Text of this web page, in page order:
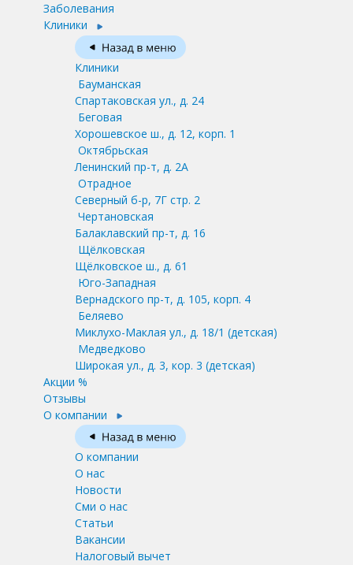
Заболевания
Клиники
Клиники
Бауманская
Спартаковская ул., д. 24
Беговая
Хорошевское ш., д. 12, корп. 1
Октябрьская
Ленинский пр-т, д. 2А
Отрадное
Северный б-р, 7Г стр. 2
Чертановская
Балаклавский пр-т, д. 16
Щёлковская
Щёлковское ш., д. 61
Юго-Западная
Вернадского пр-т, д. 105, корп. 4
Беляево
Миклухо-Маклая ул., д. 18/1 (детская)
Медведково
Широкая ул., д. 3, кор. 3 (детская)
Акции %
Отзывы
О компании
О компании
О нас
Новости
Сми о нас
Статьи
Вакансии
Налоговый вычет